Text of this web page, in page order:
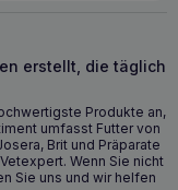
Ihres
Care i/d
erstellt, die täglich
Produkte an,
umfasst Futter von
Brit und Präparate
Wenn Sie nicht
Sie uns und wir helfen